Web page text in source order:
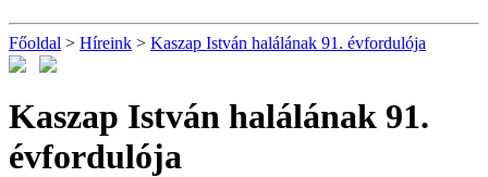
Főoldal > Híreink > Kaszap István halálának 91. évfordulója
Kaszap István halálának 91.
évfordulója